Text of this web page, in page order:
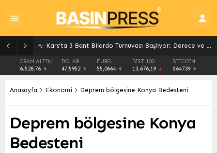
Kars’ta 3 Bant Bilardo Turnuvası Başlıyor: Derece ve Yetenek Mücadelesi
GRAM ALTIN
6.528,76
DOLAR
47,5952
EURO
55,0664
BIST 100
13.676,19
BITCOIN
$64739
Anasayfa Ekonomi Deprem bölgesine Konya Bedesteni
Deprem bölgesine Konya
Bedesteni